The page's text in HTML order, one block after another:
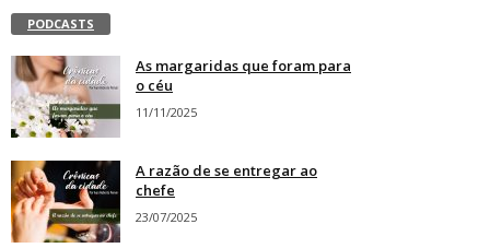
PODCASTS
As margaridas que foram para
o céu
11/11/2025
A razão de se entregar ao
chefe
23/07/2025